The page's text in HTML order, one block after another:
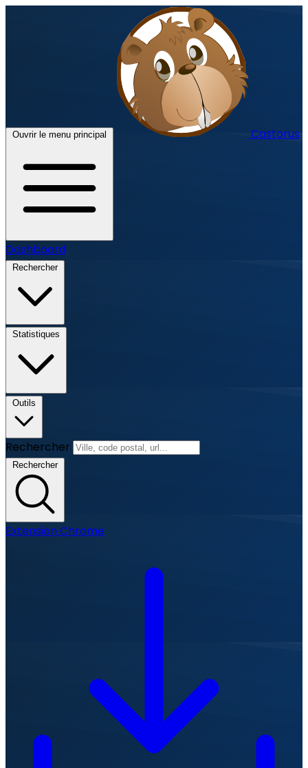
Ouvrir le menu principal Castorus
Dashboard
Rechercher
Statistiques
Outils
Rechercher
Rechercher
Extension Chrome